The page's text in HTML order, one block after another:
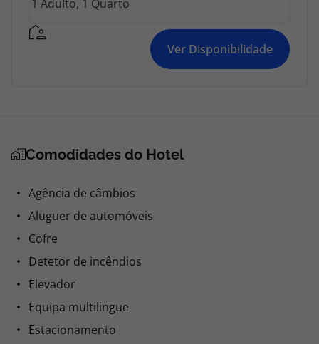
Ver Disponibilidade
Comodidades do Hotel
Agência de câmbios
Aluguer de automóveis
Cofre
Detetor de incêndios
Elevador
Equipa multilingue
Estacionamento